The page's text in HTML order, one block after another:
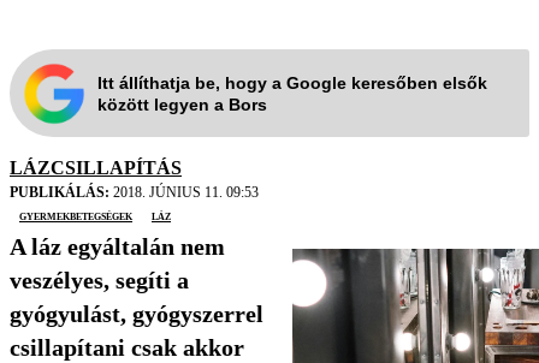
Itt állíthatja be, hogy a Google keresőben elsők
között legyen a Bors
LÁZCSILLAPÍTÁS
PUBLIKÁLÁS: 2018. JÚNIUS 11. 09:53
gyermekbetegségek
láz
A láz egyáltalán nem
veszélyes, segíti a
gyógyulást, gyógyszerrel
csillapítani csak akkor